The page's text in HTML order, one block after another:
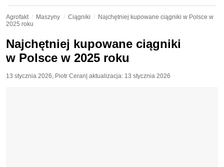
Agrofakt Maszyny Ciągniki
Najchętniej kupowane ciągniki w Polsce w
2025 roku
Najchętniej kupowane ciągniki
w Polsce w 2025 roku
13 stycznia 2026, Piotr Ceran | aktualizacja: 13 stycznia 2026